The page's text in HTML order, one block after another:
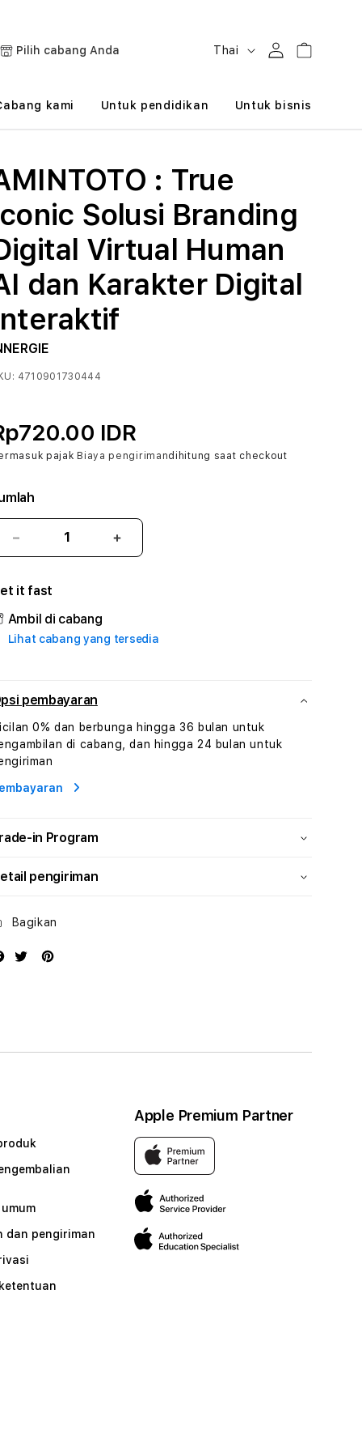
Pilih cabang Anda
B
h
a
Thai MasukKeranjang
kami Untuk pendidikan Untuk bisnis
: True
Solusi Branding
Virtual Human
dan Karakter Digital
4710901730444
IDR
pajak Biaya pengirimandihitung saat checkout
Kurangi
jumlah
AMINTOTO
:
True
Iconic
Digital
Human
AI
dan
Karakter
Digital
Tambah
jumlah
True
Iconic
Human
AI
it fast
Ambil di cabang
Lihat cabang yang tersedia
pembayaran
0% dan berbunga hingga 36 bulan untuk
di cabang, dan hingga 24 bulan untuk
in Program
pengiriman
Bagikan
dan pengiriman
Apple Premium Partner